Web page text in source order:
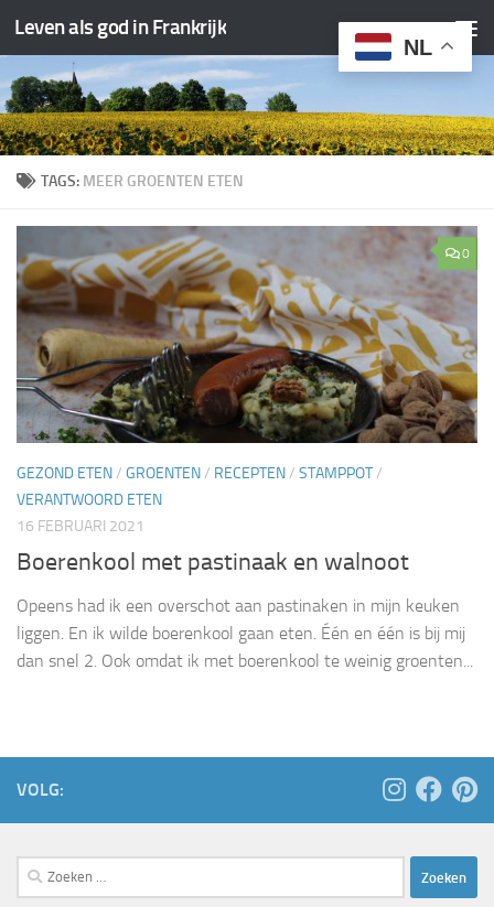
Doorgaan naar inhoud
Leven als god in Frankrijk
TAGS: MEER GROENTEN ETEN
0
GEZOND ETEN/ GROENTEN/ RECEPTEN/ STAMPPOT/
VERANTWOORD ETEN
16 FEBRUARI 2021
Boerenkool met pastinaak en walnoot
Opeens had ik een overschot aan pastinaken in mijn keuken
liggen. En ik wilde boerenkool gaan eten. Één en één is bij mij
dan snel 2. Ook omdat ik met boerenkool te weinig groenten...
VOLG:
Zoeken
naar:
NL